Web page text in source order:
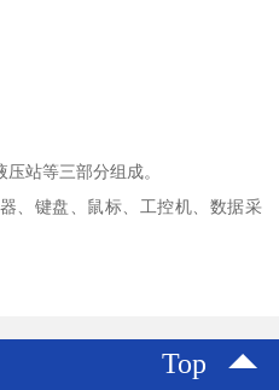
站等三部分组成。
、键盘、鼠标、工控机、数据采
Top